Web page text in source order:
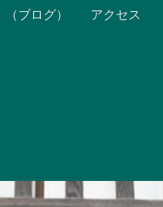
ブログ） アクセス